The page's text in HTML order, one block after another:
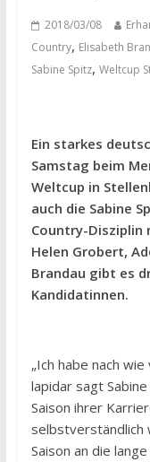
2018/03/08
Country, Elisabeth
Sabine Spitz, Weltcup
Ein starkes
Samstag beim
Weltcup in
auch die Sabine
Country-Disziplin
Helen Grobert,
Brandau gibt es
Kandidatinnen.
„Ich habe nach
lapidar sagt
Saison ihrer
selbstverständlich
Saison an die